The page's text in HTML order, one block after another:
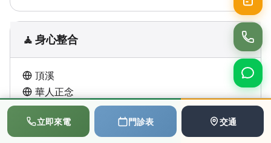
🧘 身心整合
頂溪
華人正念
11共振
立即來電 門診表 交通
📞 💬 📅